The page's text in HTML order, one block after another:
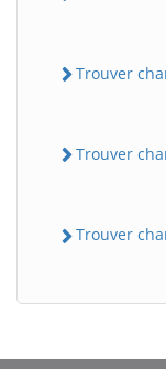
Trouver
Trouver
Trouver
B Assistant en